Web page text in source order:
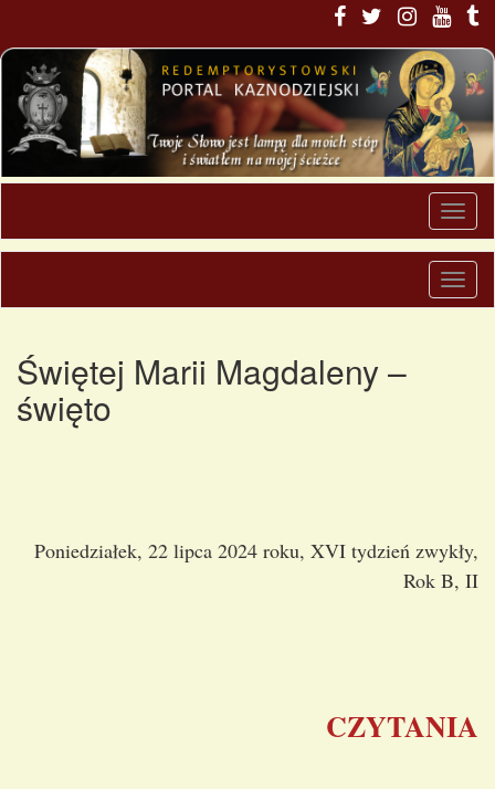
Świętej Marii Magdaleny –
święto
Poniedziałek, 22 lipca 2024 roku, XVI tydzień zwykły,
Rok B, II
CZYTANIA